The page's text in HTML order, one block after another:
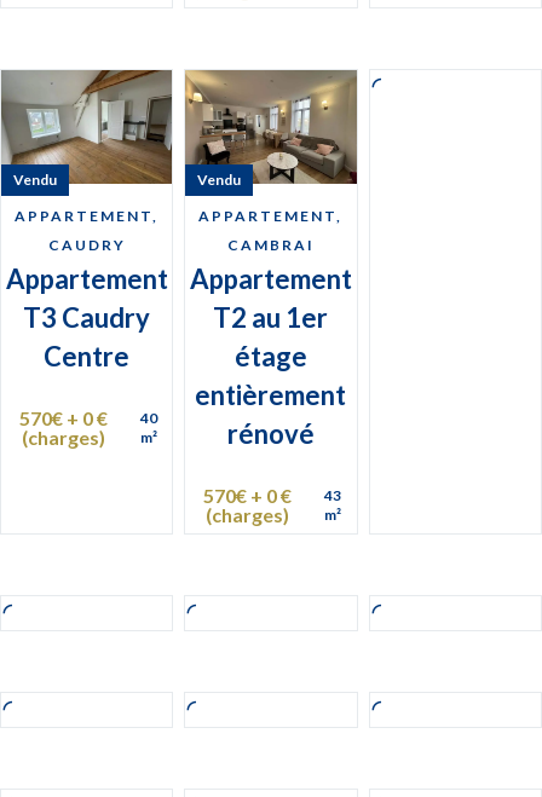
APPARTEMENT,
CAUDRY
Appartement
T3 Caudry
Centre
570€ + 0 €
(charges)
40
m²
Vendu
APPARTEMENT,
CAMBRAI
Appartement
T2 au 1er
étage
entièrement
rénové
570€ + 0 €
(charges)
43
m²
Vendu